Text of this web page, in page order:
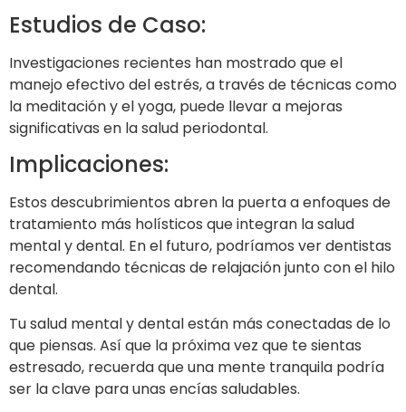
Estudios de Caso:
Investigaciones recientes han mostrado que el
manejo efectivo del estrés, a través de técnicas como
la meditación y el yoga, puede llevar a mejoras
significativas en la salud periodontal.
Implicaciones:
Estos descubrimientos abren la puerta a enfoques de
tratamiento más holísticos que integran la salud
mental y dental. En el futuro, podríamos ver dentistas
recomendando técnicas de relajación junto con el hilo
dental.
Tu salud mental y dental están más conectadas de lo
que piensas. Así que la próxima vez que te sientas
estresado, recuerda que una mente tranquila podría
ser la clave para unas encías saludables.